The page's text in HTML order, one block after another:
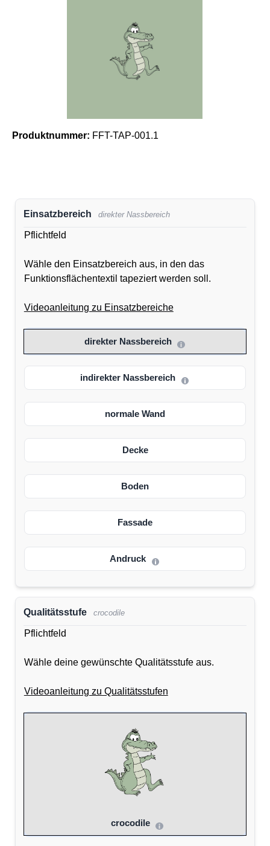
Produktnummer: FFT-TAP-001.1
Einsatzbereich direkter Nassbereich
Pflichtfeld
Wähle den Einsatzbereich aus, in den das
Funktionsflächentextil tapeziert werden soll.
Videoanleitung zu Einsatzbereiche
direkter Nassbereich
indirekter Nassbereich
normale Wand
Decke
Boden
Fassade
Andruck
Qualitätsstufe crocodile
Pflichtfeld
Wähle deine gewünschte Qualitätsstufe aus.
Videoanleitung zu Qualitätsstufen
crocodile